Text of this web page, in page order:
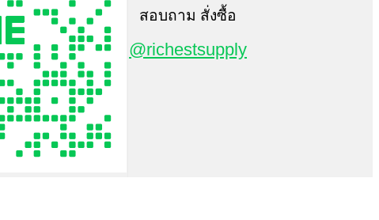
สอบถาม สั่งซื้อ
@richestsupply